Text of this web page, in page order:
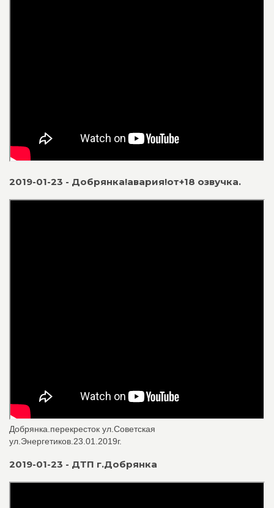
2019-01-23 - Добрянка!авария!от+18 озвучка.
Добрянка.перекресток ул.Советская
ул.Энергетиков.23.01.2019г.
2019-01-23 - ДТП г.Добрянка